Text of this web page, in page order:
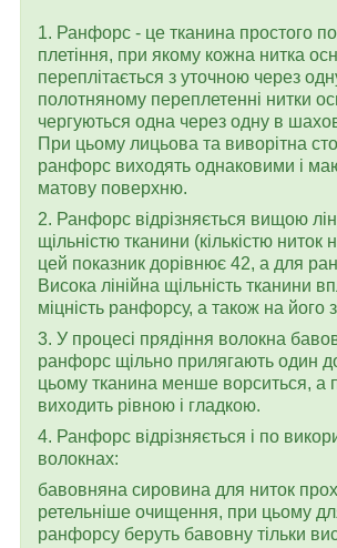
1. Ранфорс - це тканина простого
плетіння, при якому кожна нитка
переплітається з уточною через
полотняному переплетенні нитки
чергуються одна через одну в
При цьому лицьова та виворітна
ранфорс виходять однаковими і
матову поверхню.
2. Ранфорс відрізняється вищою
щільністю тканини (кількістю ниток
цей показник дорівнює 42, а для
Висока лінійна щільність тканини
міцність ранфорсу, а також на його
3. У процесі прядіння волокна
ранфорс щільно прилягають один
цьому тканина менше ворситься, а
виходить рівною і гладкою.
4. Ранфорс відрізняється і по
волокнах:
бавовняна сировина для ниток
ретельніше очищення, при цьому
ранфорсу беруть бавовну тільки